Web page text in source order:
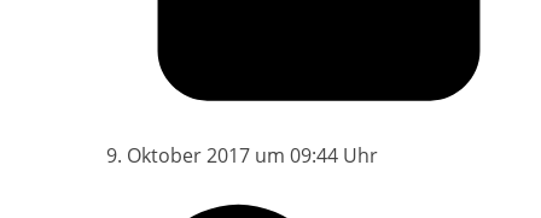
9. Oktober 2017 um 09:44 Uhr